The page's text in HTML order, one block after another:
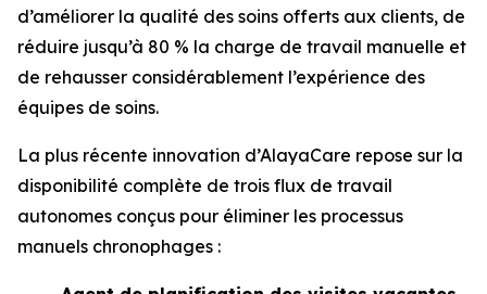
d’améliorer la qualité des soins offerts aux clients, de
réduire jusqu’à 80 % la charge de travail manuelle et
de rehausser considérablement l’expérience des
équipes de soins.
La plus récente innovation d’AlayaCare repose sur la
disponibilité complète de trois flux de travail
autonomes conçus pour éliminer les processus
manuels chronophages :